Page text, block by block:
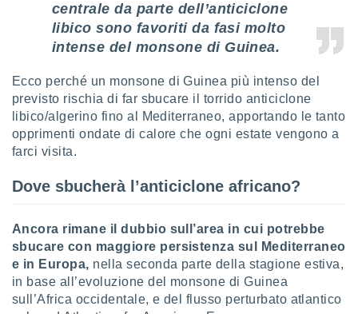
centrale da parte dell’anticiclone
libico sono favoriti da fasi molto
intense del monsone di Guinea.
Ecco perché un monsone di Guinea più intenso del
previsto rischia di far sbucare il torrido anticiclone
libico/algerino fino al Mediterraneo, apportando le tanto
opprimenti ondate di calore che ogni estate vengono a
farci visita.
Dove sbucherà l’anticiclone africano?
Ancora rimane il dubbio sull’area in cui potrebbe
sbucare con maggiore persistenza sul Mediterraneo
e in Europa, nella seconda parte della stagione estiva,
in base all’evoluzione del monsone di Guinea
sull’Africa occidentale, e del flusso perturbato atlantico